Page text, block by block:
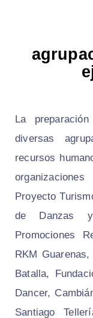
La
diversas
recursos
Proyecto
de Danzas
Promociones
RKM
Batalla,
Dancer,
Santiago